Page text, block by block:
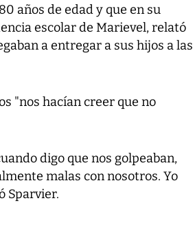
años de edad y que en su
escolar de Marievel, relató
a entregar a sus hijos a las
"nos hacían creer que no
digo que nos golpeaban,
malas con nosotros. Yo
Sparvier.